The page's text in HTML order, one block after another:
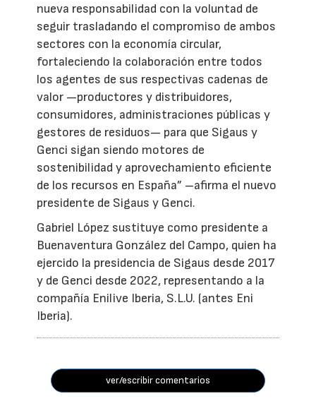
nueva responsabilidad con la voluntad de
seguir trasladando el compromiso de ambos
sectores con la economía circular,
fortaleciendo la colaboración entre todos
los agentes de sus respectivas cadenas de
valor —productores y distribuidores,
consumidores, administraciones públicas y
gestores de residuos— para que Sigaus y
Genci sigan siendo motores de
sostenibilidad y aprovechamiento eficiente
de los recursos en España” –afirma el nuevo
presidente de Sigaus y Genci.
Gabriel López sustituye como presidente a
Buenaventura González del Campo, quien ha
ejercido la presidencia de Sigaus desde 2017
y de Genci desde 2022, representando a la
compañía Enilive Iberia, S.L.U. (antes Eni
Iberia).
ver/escribir comentarios